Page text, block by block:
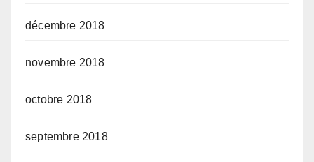
décembre 2018
novembre 2018
octobre 2018
septembre 2018